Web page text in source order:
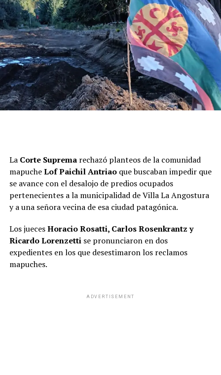
La Corte Supremarechazó planteos de la comunidad
mapucheLof Paichil Antriaoque buscaban impedir que
se avance con el desalojo de predios ocupados
pertenecientes a la municipalidad de Villa La Angostura
y a una señora vecina de esa ciudad patagónica.
Los juecesHoracio Rosatti, Carlos Rosenkrantz y
Ricardo Lorenzetti se pronunciaron en dos
expedientes en los que desestimaron los reclamos
mapuches.
ADVERTISEMENT